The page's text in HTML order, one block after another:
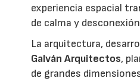
experiencia espacial
de calma y
La arquitectura,
Galván Arquitectos,
de grandes